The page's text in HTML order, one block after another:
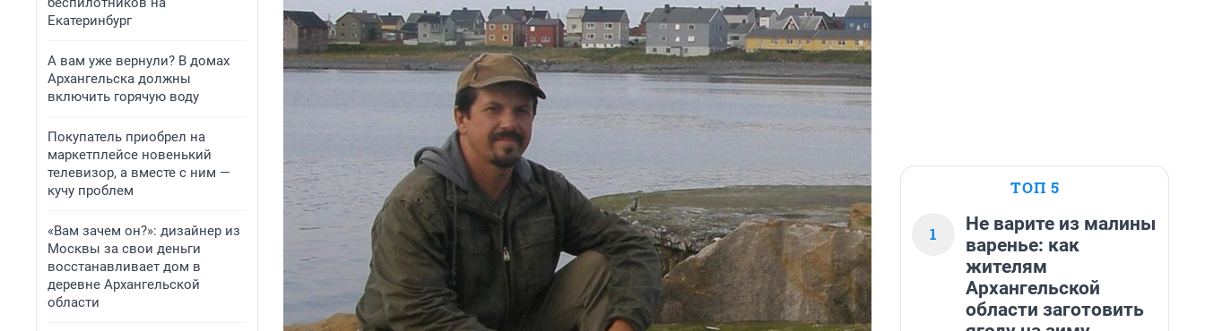
Екатеринбург
А вам уже вернули? В домах
Архангельска должны
включить горячую воду
Покупатель приобрел на
маркетплейсе новенький
телевизор, а вместе с ним —
кучу проблем
«Вам зачем он?»: дизайнер из
Москвы за свои деньги
восстанавливает дом в
деревне Архангельской
области
ТОП 5
1
Не варите из малины
варенье: как
жителям
Архангельской
области заготовить